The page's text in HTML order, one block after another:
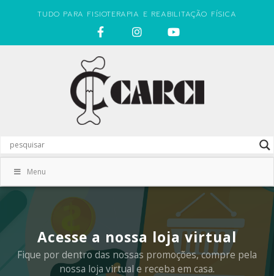
TUDO PARA FISIOTERAPIA E REABILITAÇÃO FÍSICA
Menu
Acesse a nossa loja virtual
Fique por dentro das nossas promoções, compre pela
nossa loja virtual e receba em casa.